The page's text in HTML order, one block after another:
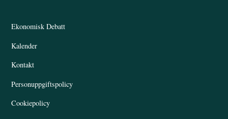
Ekonomisk Debatt
Kalender
Kontakt
Personuppgiftspolicy
Cookiepolicy